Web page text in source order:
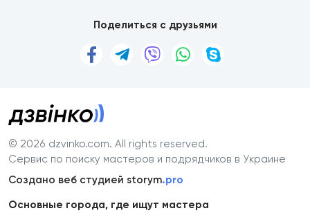
Поделиться с друзьями
© 2026 dzvinko.com. All rights reserved.
Сервис по поиску мастеров и подрядчиков в Украине
Создано веб студией storym.pro
Основные города, где ищут мастера